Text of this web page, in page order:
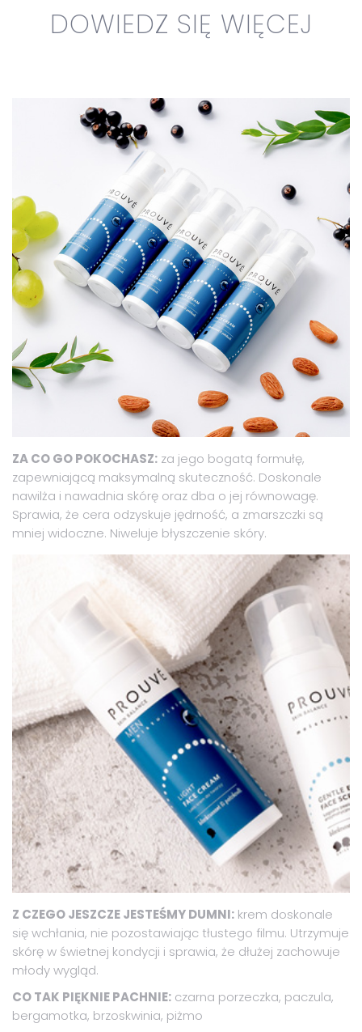
DOWIEDZ SIĘ WIĘCEJ
ZA CO GO POKOCHASZ: za jego bogatą formułę,
zapewniającą maksymalną skuteczność. Doskonale
nawilża i nawadnia skórę oraz dba o jej równowagę.
Sprawia, że cera odzyskuje jędrność, a zmarszczki są
mniej widoczne. Niweluje błyszczenie skóry.
Z CZEGO JESZCZE JESTEŚMY DUMNI: krem doskonale
się wchłania, nie pozostawiając tłustego filmu. Utrzymuje
skórę w świetnej kondycji i sprawia, że dłużej zachowuje
młody wygląd.
CO TAK PIĘKNIE PACHNIE: czarna porzeczka, paczula,
bergamotka, brzoskwinia, piżmo